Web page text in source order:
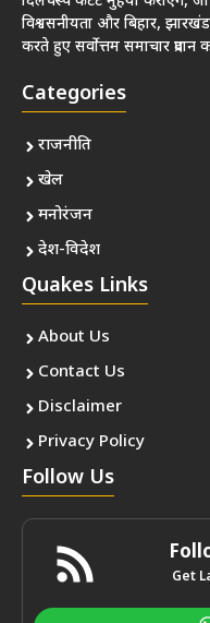
विश्वसनीयता और बिहार,
करते हुए सर्वोत्तम समाचार
Categories
राजनीति
खेल
मनोरंजन
देश-विदेश
Quakes Links
About Us
Contact Us
Disclaimer
Privacy Policy
Follow Us
Get